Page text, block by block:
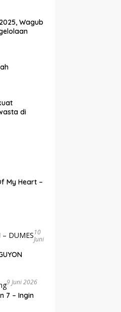
Wagub
di
My Heart –
10
Juni
9 Juni 2026
7 – Ingin